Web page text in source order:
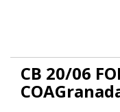
CB 20/06